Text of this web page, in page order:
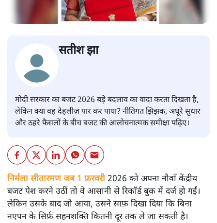
सतीश झा
मोदी सरकार का बजट 2026 बड़े बदलाव का वादा करता दिखता है,
लेकिन क्या वह देहलीज़ पार कर पाया? नीतिगत झिझक, अधूरे सुधार
और ठहरे फैसलों के बीच बजट की आलोचनात्मक समीक्षा पढ़िए।
निर्मला सीतारमण जब 1 फ़रवरी2026 को अपना नौवाँ केंद्रीय
बजट पेश करने उठीं तो वे आसानी से रिकॉर्ड बुक में दर्ज हो गईं।
लेकिन उसके बाद जो आया, उसने साफ़ दिखा दिया कि बिना
नएपन के सिर्फ़ सहनशक्ति कितनी दूर तक ले जा सकती है।